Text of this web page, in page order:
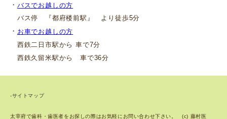
・ バスでお越しの方
バス停 『都府楼前駅』 より徒歩5分
・ お車でお越しの方
西鉄二日市駅から 車で7分
西鉄久留米駅から 車で36分
-サイトマップ
太宰府で歯科・歯医者をお探しの際はお気軽にお問い合わせ下さい。 (c) 藤村医